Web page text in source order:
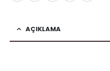
AÇIKLAMA